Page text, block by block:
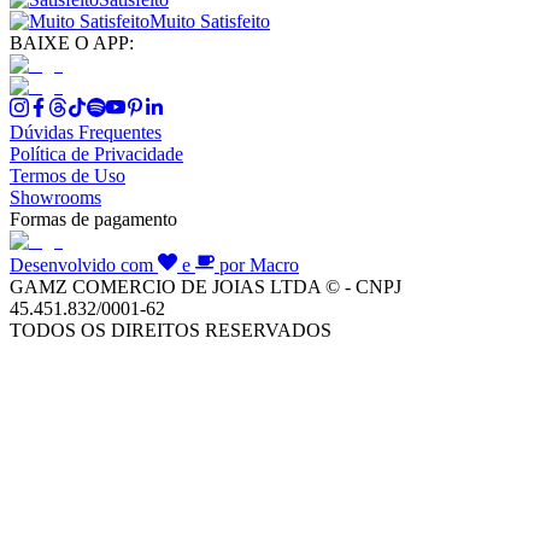
Muito Satisfeito
BAIXE O APP:
Dúvidas Frequentes
Política de Privacidade
Termos de Uso
Showrooms
Formas de pagamento
Desenvolvido com e
por Macro
GAMZ COMERCIO DE JOIAS LTDA © - CNPJ
45.451.832/0001-62
TODOS OS DIREITOS RESERVADOS